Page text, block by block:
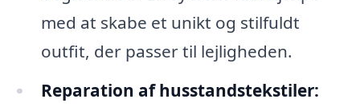
med at skabe et unikt og stilfuldt
outfit, der passer til lejligheden.
Reparation af husstandstekstiler: